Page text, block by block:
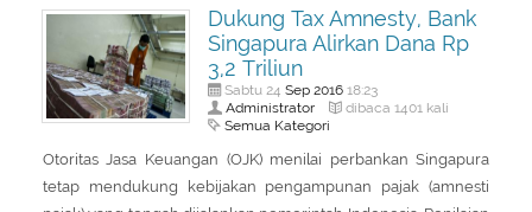
Dukung Tax Amnesty, Bank
Singapura Alirkan Dana Rp
3,2 Triliun
Sabtu 24 Sep 201618:23
Administrator dibaca 1401 kali
Semua Kategori
Otoritas Jasa Keuangan (OJK) menilai perbankan Singapura
tetap mendukung kebijakan pengampunan pajak (amnesti